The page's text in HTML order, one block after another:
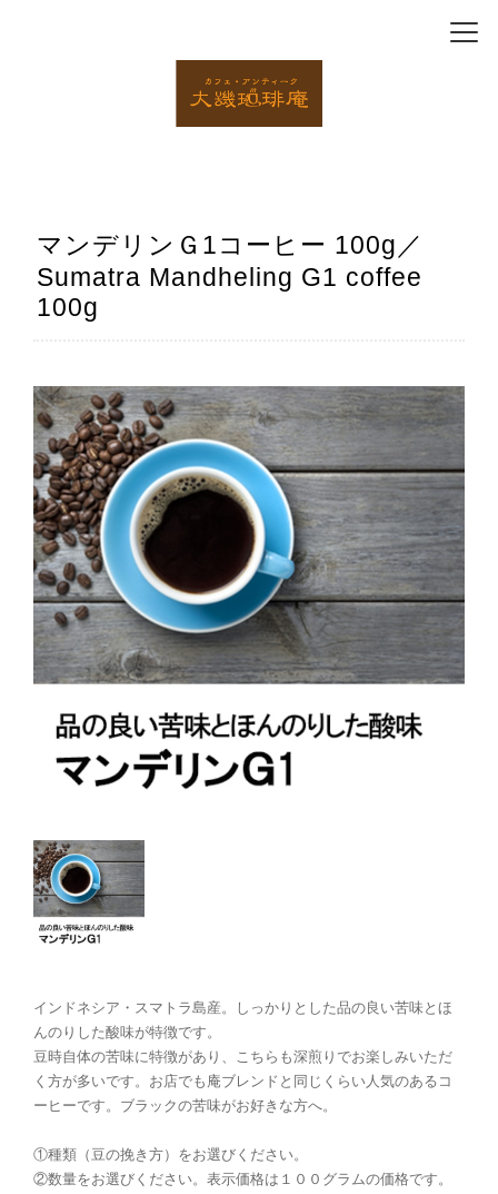
マンデリンＧ1コーヒー 100g／
Sumatra Mandheling G1 coffee
100g
インドネシア・スマトラ島産。しっかりとした品の良い苦味とほ
んのりした酸味が特徴です。
豆時自体の苦味に特徴があり、こちらも深煎りでお楽しみいただ
く方が多いです。お店でも庵ブレンドと同じくらい人気のあるコ
ーヒーです。ブラックの苦味がお好きな方へ。
①種類（豆の挽き方）をお選びください。
②数量をお選びください。表示価格は１００グラムの価格です。